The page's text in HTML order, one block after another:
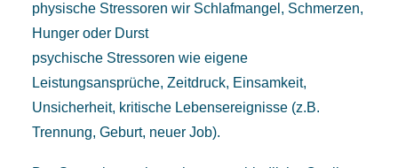
physische Stressoren wir Schlafmangel, Schmerzen,
Hunger oder Durst
psychische Stressoren wie eigene
Leistungsansprüche, Zeitdruck, Einsamkeit,
Unsicherheit, kritische Lebensereignisse (z.B.
Trennung, Geburt, neuer Job).